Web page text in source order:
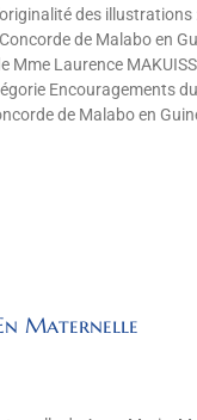
des illustrations
de Malabo en
Mme Laurence
Encouragements
de Malabo en
Maternelle